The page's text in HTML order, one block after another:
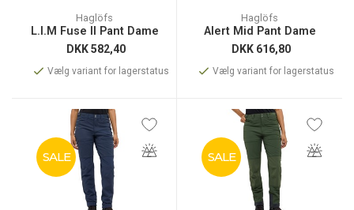
Haglöfs
L.I.M Fuse II Pant Dame
DKK582,40
Vælg variant for lagerstatus
Haglöfs
Alert Mid Pant Dame
DKK 616,80
Vælg variant for lagerstatus
SALE SALE